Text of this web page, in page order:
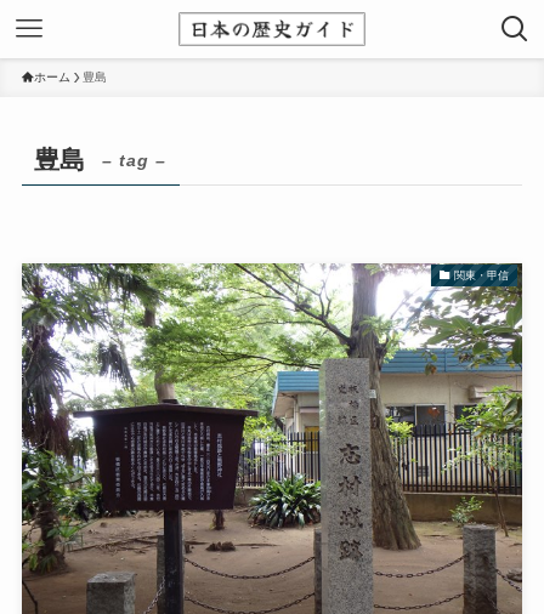
ホーム 豊島
豊島 – tag –
関東・甲信